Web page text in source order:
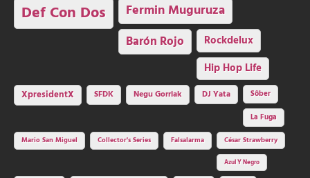
Def Con Dos Fermin Muguruza
Barón Rojo Rockdelux
Hip Hop Life
XpresidentX SFDK Negu Gorriak DJ Yata
Sôber
La Fuga
Mario San Miguel
Collector's Series Falsalarma César Strawberry
Azul Y Negro